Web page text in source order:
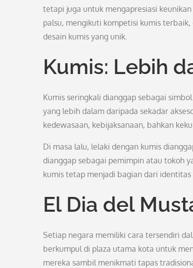
tetapi juga untuk mengapresiasi
palsu, mengikuti kompetisi kumis
desain kumis yang unik.
Kumis: Lebih
Kumis seringkali dianggap sebagai
yang lebih dalam daripada sekadar
kedewasaan, kebijaksanaan, bahkan
Di masa lalu, lelaki dengan kumis
dianggap sebagai pemimpin atau tokoh
kumis tetap menjadi bagian dari
El Dia del
Setiap negara memiliki cara tersendiri
berkumpul di plaza utama kota untuk
mereka sambil menikmati tapas